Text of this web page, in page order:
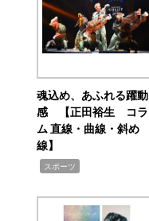
魂込め、あふれる躍動
感 【正田裕生 コラ
ム 直線・曲線・斜め
線】
スポーツ